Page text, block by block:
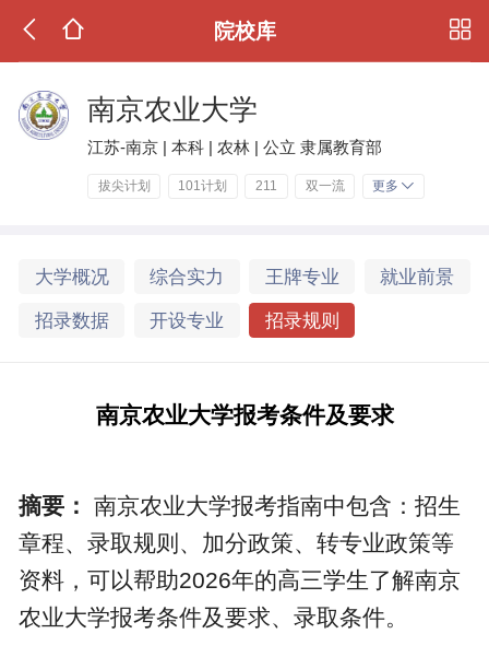
院校库
南京农业大学
江苏-南京 | 本科 | 农林 | 公立 隶属教育部
拔尖计划 101计划 211 双一流 更多
大学概况 综合实力 王牌专业 就业前景
招录数据 开设专业 招录规则
南京农业大学报考条件及要求
摘要：
南京农业大学报考指南中包含：招生
章程、录取规则、加分政策、转专业政策等
资料，可以帮助2026年的高三学生了解南京
农业大学报考条件及要求、录取条件。